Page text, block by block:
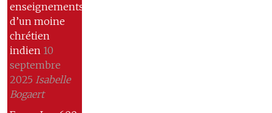
enseignements
d’un moine
chrétien
indien 10
septembre
2025 Isabelle
Bogaert